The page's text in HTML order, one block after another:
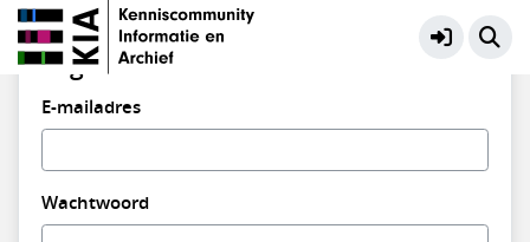
Log in
E-mailadres
Wachtwoord